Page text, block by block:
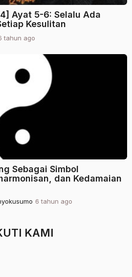
Ayat 5-6: Selalu Ada
Kesulitan
tahun ago
g
Sebagai Simbol
dan Kedamaian
6 tahun ago
KAMI